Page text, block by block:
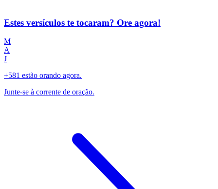
Estes versículos te tocaram? Ore agora!
M
A
J
+581 estão orando agora.
Junte-se à corrente de oração.